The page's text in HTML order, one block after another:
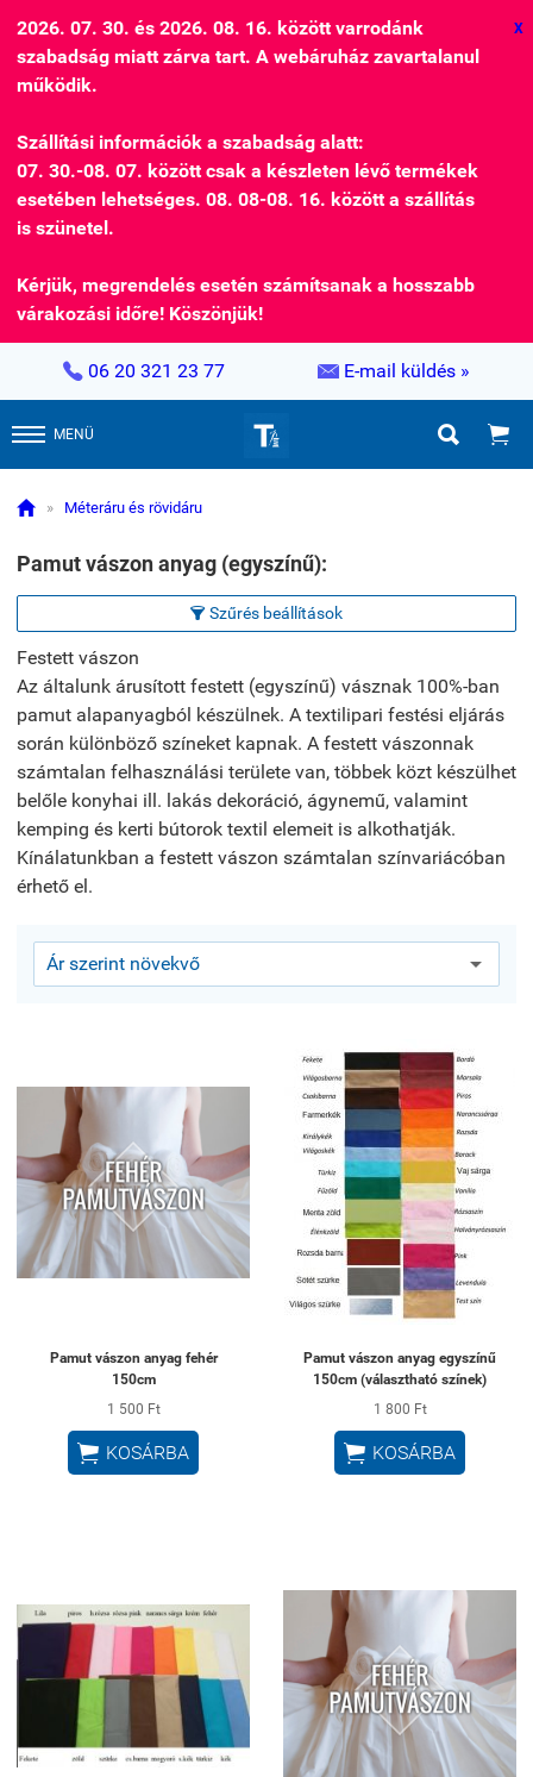
2026. 07. 30. és 2026. 08. 16. között varrodánk
szabadság miatt zárva tart. A webáruház zavartalanul
működik.
Szállítási információk a szabadság alatt:
07. 30.-08. 07. között csak a készleten lévő termékek
esetében lehetséges. 08. 08-08. 16. között a szállítás
is szünetel.
Kérjük, megrendelés esetén számítsanak a hosszabb
várakozási időre! Köszönjük!
X
 06 20 321 23 77  E-mail küldés »
MENÜ  
 » Méteráru és rövidáru
Pamut vászon anyag (egyszínű):
 Szűrés beállítások
Festett vászon
Az általunk árusított festett (egyszínű) vásznak 100%-ban
pamut alapanyagból készülnek. A textilipari festési eljárás
során különböző színeket kapnak. A festett vászonnak
számtalan felhasználási területe van, többek közt készülhet
belőle konyhai ill. lakás dekoráció, ágynemű, valamint
kemping és kerti bútorok textil elemeit is alkothatják.
Kínálatunkban a festett vászon számtalan színvariácóban
érhető el.
Pamut vászon anyag fehér
150cm
1 500 Ft
 KOSÁRBA
Pamut vászon anyag egyszínű
150cm (választható színek)
1 800 Ft
 KOSÁRBA